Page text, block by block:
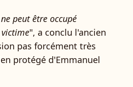
peut être occupé
", a conclu l'ancien
pas forcément très
protégé d'Emmanuel